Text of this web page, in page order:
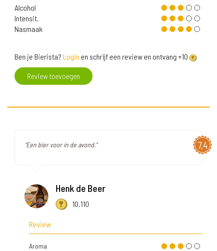
Alcohol
Intensit.
Nasmaak
Ben je Bierista? Login en schrijf een review en ontvang +10
Review toevoegen
7,4
"Een bier voor in de avond."
Henk de Beer
10.110
Review
Aroma